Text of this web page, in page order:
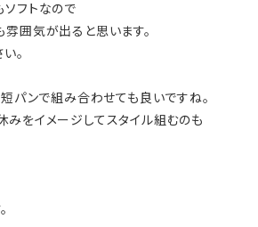
フトなので
囲気が出ると思います。
。
パンで組み合わせても良いですね。
みをイメージしてスタイル組むのも